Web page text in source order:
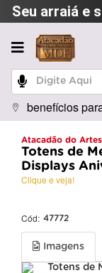
Seu arraiá e
benefícios
Atacadão do
Totens de
Displays
Clique e veja!
Cód: 47772
Imagens